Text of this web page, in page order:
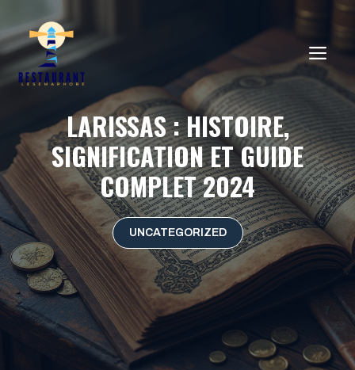
au
contenu
LARISSAS : HISTOIRE,
SIGNIFICATION ET GUIDE
COMPLET 2024
UNCATEGORIZED